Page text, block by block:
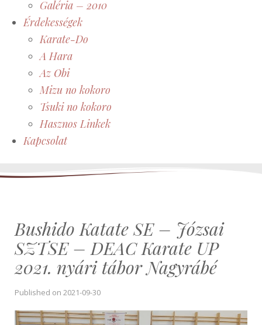
Galéria – 2010
Érdekességek
Karate-Do
A Hara
Az Obi
Mizu no kokoro
Tsuki no kokoro
Hasznos Linkek
Kapcsolat
Bushido Katate SE – Józsai
SZTSE – DEAC Karate UP
2021. nyári tábor Nagyrábé
Published on 2021-09-30